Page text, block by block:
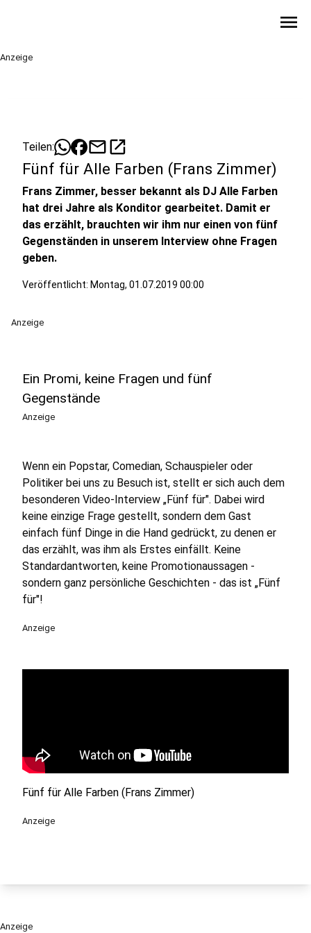
menu
Anzeige
Teilen: mailopen_in_new
Fünf für Alle Farben (Frans Zimmer)
Frans Zimmer, besser bekannt als DJ Alle Farben
hat drei Jahre als Konditor gearbeitet. Damit er
das erzählt, brauchten wir ihm nur einen von fünf
Gegenständen in unserem Interview ohne Fragen
geben.
Veröffentlicht: Montag, 01.07.2019 00:00
Anzeige
Ein Promi, keine Fragen und fünf
Gegenstände
Anzeige
Wenn ein Popstar, Comedian, Schauspieler oder
Politiker bei uns zu Besuch ist, stellt er sich auch dem
besonderen Video-Interview „Fünf für". Dabei wird
keine einzige Frage gestellt, sondern dem Gast
einfach fünf Dinge in die Hand gedrückt, zu denen er
das erzählt, was ihm als Erstes einfällt. Keine
Standardantworten, keine Promotionaussagen -
sondern ganz persönliche Geschichten - das ist „Fünf
für"!
Anzeige
Fünf für Alle Farben (Frans Zimmer)
Anzeige
Anzeige